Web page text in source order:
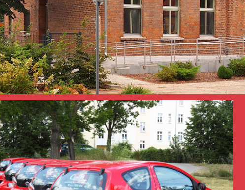
Ihr familienfreundlicher und verlässlicher Pflegedienst
wachsender, familienfreundlicher und verläßlicher Pflegedienst im
mehr als 100 Mitarbeitern versorgen wir Sie in Ihrem Zuhause
medizinische Versorgung erforderlich machen. Unser
Immer für Sie unterwegs